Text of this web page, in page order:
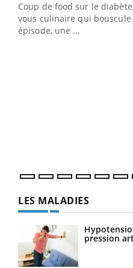
Coup de food sur le
vous culinaire qui
épisode, une ...
"Les rendez-vous de la
travail" de Pourquoi
DRH et directeur ...
LES MALADIES
pression